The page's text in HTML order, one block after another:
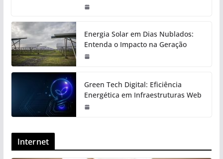
Energia Solar em Dias Nublados:
Entenda o Impacto na Geração
Green Tech Digital: Eficiência
Energética em Infraestruturas Web
Internet